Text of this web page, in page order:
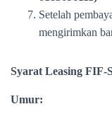
Setelah
mengirimkan
Syarat Leasing FIF-
Umur: